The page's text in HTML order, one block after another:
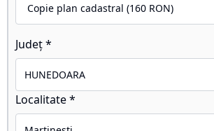
Județ *
Localitate *